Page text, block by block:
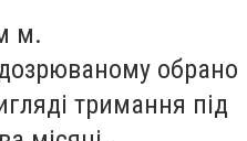
м.
обрано
тримання під